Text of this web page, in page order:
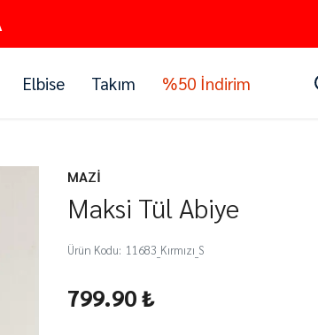
Elbise Takım %50 İndirim
MAZİ
Maksi Tül Abiye
Ürün Kodu: 11683_Kırmızı_S
799.90 ₺